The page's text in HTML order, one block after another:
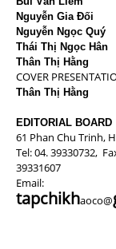
Nguyễn Gia Đối
Nguyễn Ngọc Quý
Thái Thị Ngọc Hân
Thân Thị Hằng
COVER
Thân Thị Hằng
EDITORIAL BOARD
61 Phan Chu Trinh,
Tel: 04. 39330732,
39331607
Email:
tapchikhaoco@